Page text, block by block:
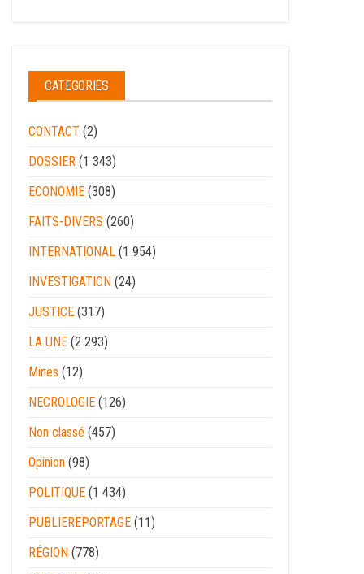
CATEGORIES
CONTACT (2)
DOSSIER (1 343)
ECONOMIE (308)
FAITS-DIVERS (260)
INTERNATIONAL (1 954)
INVESTIGATION (24)
JUSTICE (317)
LA UNE (2 293)
Mines (12)
NECROLOGIE (126)
Non classé (457)
Opinion (98)
POLITIQUE (1 434)
PUBLIEREPORTAGE (11)
RÉGION (778)